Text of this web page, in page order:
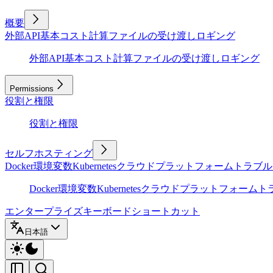
概要
外部API基本コスト計算ファイルの受け渡し ロギング
外部API基本コスト計算ファイルの受け渡し ロギング
Permissions
役割と権限
役割と権限
セルフホスティング
Docker環境変数Kubernetesクラウドプラットフォーム トラブ
Docker環境変数Kubernetesクラウドプラットフォーム ト
エンタープライズキーボードショートカット
日本語